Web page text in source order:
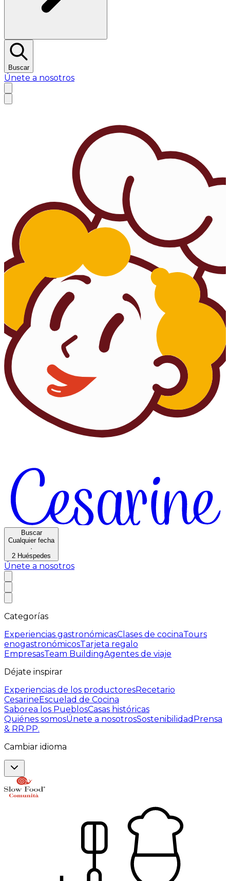
Buscar
Únete a nosotros
Buscar
Cualquier fecha
·
2 Huéspedes
Únete a nosotros
Categorías
Experiencias gastronómicasClases de cocinaTours
enogastronómicosTarjeta regalo
EmpresasTeam BuildingAgentes de viaje
Déjate inspirar
Experiencias de los productoresRecetario
CesarineEscuelad de Cocina
Saborea los PueblosCasas históricas
Quiénes somosÚnete a nosotrosSostenibilidad Prensa
& RR.PP.
Cambiar idioma